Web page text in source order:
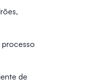
processo
de